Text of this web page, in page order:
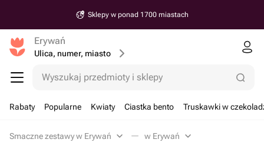
Sklepy w ponad 1700 miastach
Erywań
Ulica, numer, miasto
Wyszukaj przedmioty i sklepy
Rabaty Popularne Kwiaty Ciastka bento Truskawki w
Smaczne zestawy w Erywań w Erywań